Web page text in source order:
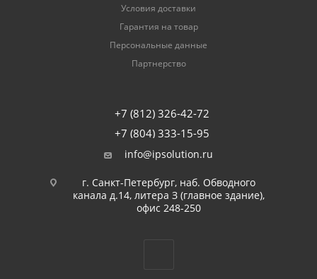
Условия доставки
Гарантия на товар
Персональные данные
Партнерство
+7 (812) 326-42-72
+7 (804) 333-15-95
info@ipsolution.ru
г. Санкт-Петербург, наб. Обводного
канала д.14, литера З (главное здание),
офис 248-250